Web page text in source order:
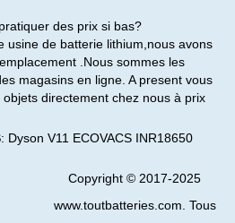
des prix si bas?
usine de batterie lithium,nous avons
.Nous sommes les
magasins en ligne. A present vous
directement chez nous à prix
: Dyson V11 ECOVACS INR18650
Copyright © 2017-2025
www.toutbatteries.com. Tous